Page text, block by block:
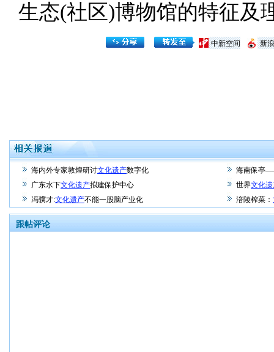
生态(社区)博物馆的特征及
新
中新空间
海内外专家敦煌研讨文化遗产数字化
海南保亭
广东水下文化遗产拟建保护中心 世界文化
冯骥才:文化遗产不能一股脑产业化 涪陵榨菜：
跟帖评论